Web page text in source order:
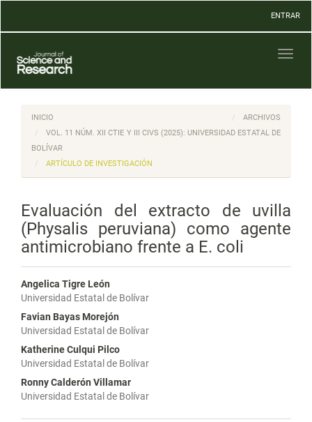
Contenido
Barra
lateral
ENTRAR
INICIO
ARCHIVOS
VOL. 11 NÚM. XII CTIE Y III CIVS (2025): UNIVERSIDAD ESTATAL DE
BOLÍVAR
ARTÍCULO DE INVESTIGACIÓN
Evaluación del extracto de uvilla
(Physalis peruviana) como agente
antimicrobiano frente a E. coli
Angelica Tigre León
Universidad Estatal de Bolívar
Favian Bayas Morejón
Universidad Estatal de Bolívar
Katherine Culqui Pilco
Universidad Estatal de Bolívar
Ronny Calderón Villamar
Universidad Estatal de Bolívar